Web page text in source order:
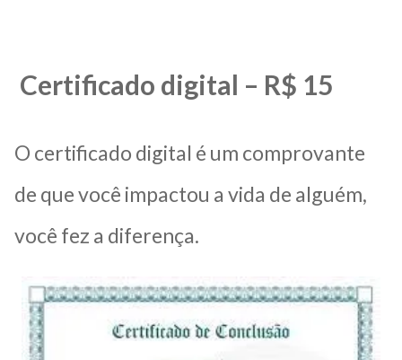
Certificado digital – R$ 15
O certificado digital é um comprovante
de que você impactou a vida de alguém,
você fez a diferença.